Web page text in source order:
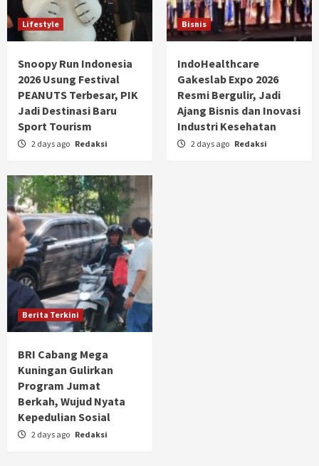
Lifestyle
Snoopy Run Indonesia
2026 Usung Festival
PEANUTS Terbesar, PIK
Jadi Destinasi Baru
Sport Tourism
2 days ago Redaksi
Bisnis
IndoHealthcare
Gakeslab Expo 2026
Resmi Bergulir, Jadi
Ajang Bisnis dan Inovasi
Industri Kesehatan
2 days ago Redaksi
Berita Terkini
BRI Cabang Mega
Kuningan Gulirkan
Program Jumat
Berkah, Wujud Nyata
Kepedulian Sosial
2 days ago Redaksi